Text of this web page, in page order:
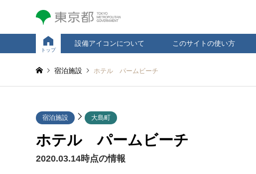
トップ
設備アイコンについて このサイトの使い方
宿泊施設 ホテル パームビーチ
宿泊施設 大島町
ホテル パームビーチ
2020.03.14時点の情報